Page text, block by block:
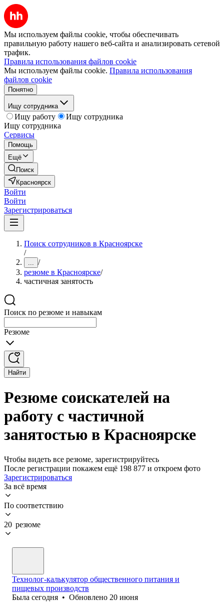
Мы используем файлы cookie, чтобы обеспечивать
правильную работу нашего веб-сайта и анализировать сетевой
трафик.
Правила использования файлов cookie
Мы используем файлы cookie. Правила использования
файлов cookie
Понятно
Ищу сотрудника
Ищу работу
Ищу сотрудника
Ищу сотрудника
Сервисы
Помощь
Ещё
Поиск
Красноярск
Войти
Войти
Зарегистрироваться
Поиск сотрудников в Красноярске
/
... /
резюме в Красноярске/
частичная занятость
Поиск по резюме и навыкам
Резюме
Найти
Резюме соискателей на
работу с частичной
занятостью в Красноярске
Чтобы видеть все резюме, зарегистрируйтесь
После регистрации покажем ещё 198 877 и откроем фото
Зарегистрироваться
За всё время
По соответствию
20 резюме
Технолог-калькулятор общественного питания и
пищевых производств
Была сегодня • Обновлено 20 июня